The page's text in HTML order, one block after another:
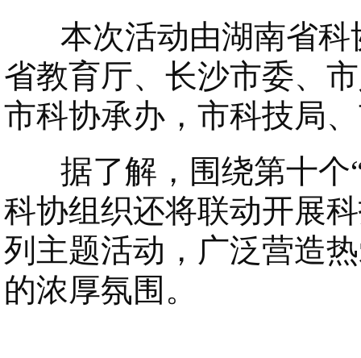
本次活动由湖南省科
省教育厅、长沙市委、
市科协承办，市科技局
据了解，围绕第十个“
科协组织还将联动开展
列主题活动，广泛营造
的浓厚氛围。